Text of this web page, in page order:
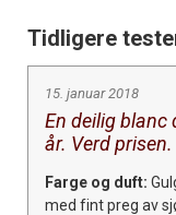
Tidligere
15. januar 2018
En deilig blanc
år. Verd
Farge og duft:
med fint preg av